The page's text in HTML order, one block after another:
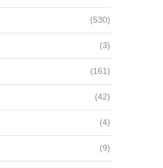
(530)
(3)
(161)
(42)
(4)
(9)